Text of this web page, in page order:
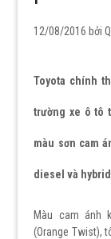
12/08/2016 bởi
Toyota chính
trường xe ô tô
màu sơn cam
diesel và
Màu cam ánh
(Orange Twist),